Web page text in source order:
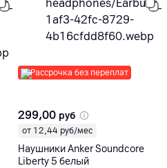
Рассрочка без переплат
299,00 руб
от 12,44 руб/мес
Наушники Anker Soundcore
Liberty 5 белый